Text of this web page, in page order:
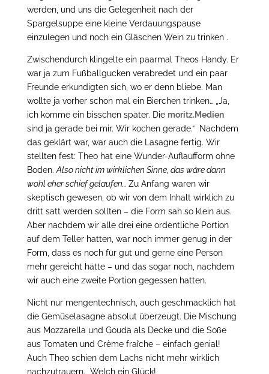
werden, und uns die Gelegenheit nach der
Spargelsuppe eine kleine Verdauungspause
einzulegen und noch ein Gläschen Wein zu trinken .
Zwischendurch klingelte ein paarmal Theos Handy. Er
war ja zum Fußballgucken verabredet und ein paar
Freunde erkundigten sich, wo er denn bliebe. Man
wollte ja vorher schon mal ein Bierchen trinken… „Ja,
ich komme ein bisschen später. Die moritz.Medien
sind ja gerade bei mir. Wir kochen gerade.“ Nachdem
das geklärt war, war auch die Lasagne fertig. Wir
stellten fest: Theo hat eine Wunder-Auflaufform ohne
Boden.Also nicht im wirklichen Sinne, das wäre dann
wohl eher schief gelaufen… Zu Anfang waren wir
skeptisch gewesen, ob wir von dem Inhalt wirklich zu
dritt satt werden sollten – die Form sah so klein aus.
Aber nachdem wir alle drei eine ordentliche Portion
auf dem Teller hatten, war noch immer genug in der
Form, dass es noch für gut und gerne eine Person
mehr gereicht hätte – und das sogar noch, nachdem
wir auch eine zweite Portion gegessen hatten.
Nicht nur mengentechnisch, auch geschmacklich hat
die Gemüselasagne absolut überzeugt. Die Mischung
aus Mozzarella und Gouda als Decke und die Soße
aus Tomaten und Crème fraîche – einfach genial!
Auch Theo schien dem Lachs nicht mehr wirklich
nachzutrauern. Welch ein Glück!